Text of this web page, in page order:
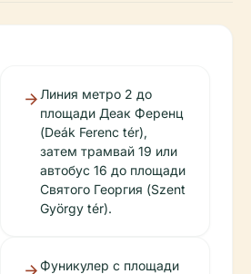
Линия метро 2 до
площади Деак Ференц
(Deák Ferenc tér),
затем трамвай 19 или
автобус 16 до площади
Святого Георгия (Szent
György tér).
Фуникулер с площади